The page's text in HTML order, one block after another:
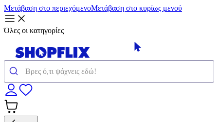
Μετάβαση στο περιεχόμενοΜετάβαση στο κυρίως μενού
Όλες οι κατηγορίες